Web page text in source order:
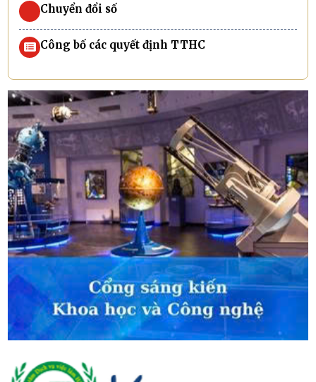
Chuyển đổi số
Công bố các quyết định TTHC